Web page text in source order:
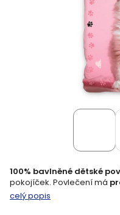
100% bavlněné dětské
pokojíček. Povlečení má
celý popis